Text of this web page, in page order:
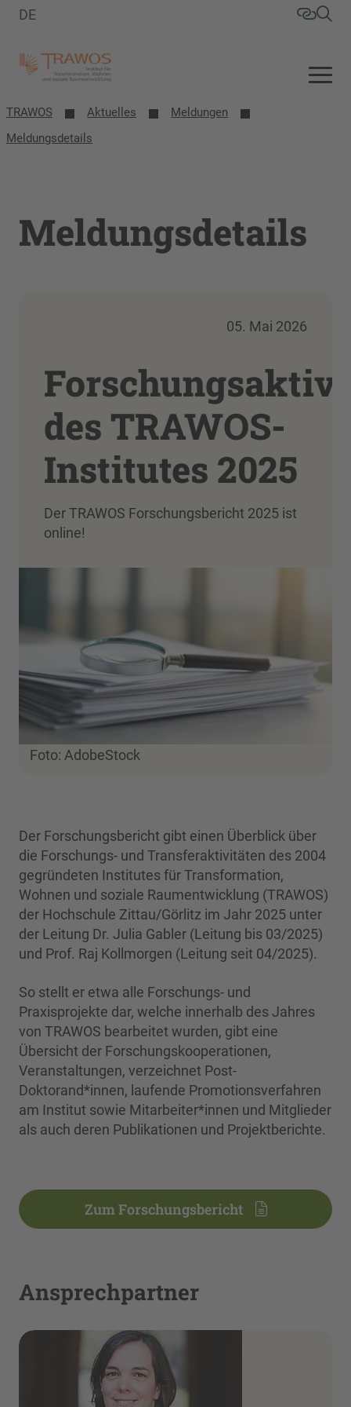
DE
TRAWOS Aktuelles
Meldungen
Meldungsdetails
Meldungsdetails
05. Mai 2026
des TRAWOS-
Institutes 2025
Der TRAWOS Forschungsbericht 2025 ist
online!
Foto: AdobeStock
Der Forschungsbericht gibt einen Überblick über
die Forschungs- und Transferaktivitäten des 2004
gegründeten Institutes für Transformation,
Wohnen und soziale Raumentwicklung (TRAWOS)
der Hochschule Zittau/Görlitz im Jahr 2025 unter
der Leitung Dr. Julia Gabler (Leitung bis 03/2025)
und Prof. Raj Kollmorgen (Leitung seit 04/2025).
So stellt er etwa alle Forschungs- und
Praxisprojekte dar, welche innerhalb des Jahres
von TRAWOS bearbeitet wurden, gibt eine
Übersicht der Forschungskooperationen,
Veranstaltungen, verzeichnet Post-
Doktorand*innen, laufende Promotionsverfahren
am Institut sowie Mitarbeiter*innen und Mitglieder
als auch deren Publikationen und Projektberichte.
Zum Forschungsbericht
Ansprechpartner